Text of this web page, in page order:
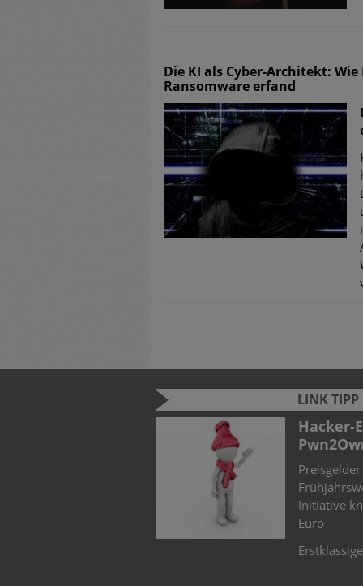
Die KI als Cyber-Architekt:
Ransomware erfand
LINK TIPP
Hacker-Elite trifft sich zum
Preisgelder für Sicherheitslücken beim
Frühjahrswettbewerb der Zero Day